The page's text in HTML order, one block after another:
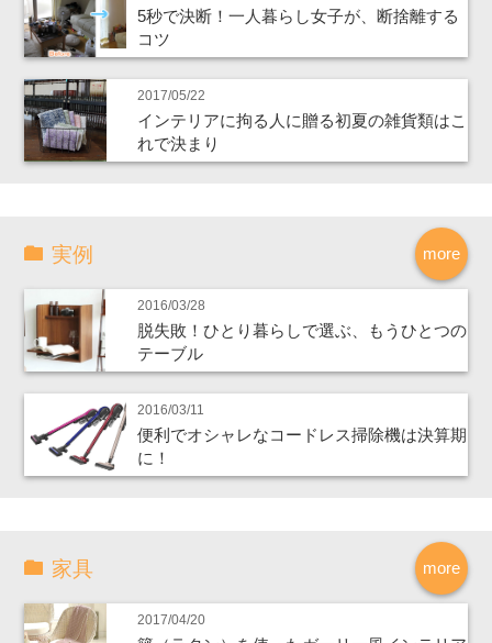
5秒で決断！一人暮らし女子が、断捨離する
コツ
2017/05/22
インテリアに拘る人に贈る初夏の雑貨類はこ
れで決まり
more
実例
2016/03/28
脱失敗！ひとり暮らしで選ぶ、もうひとつの
テーブル
2016/03/11
便利でオシャレなコードレス掃除機は決算期
に！
more
家具
2017/04/20